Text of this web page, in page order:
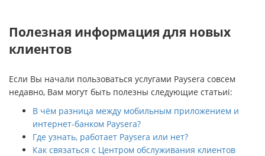
Полезная информация для новых
клиентов
Если Вы начали пользоваться услугами Paysera совсем
недавно, Вам могут быть полезны следующие статьиi:
В чём разница между мобильным приложением и
интернет-банком Paysera?
Где узнать, работает Paysera или нет?
Как связаться с Центром обслуживания клиентов